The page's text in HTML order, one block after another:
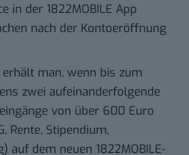
in der 1822MOBILE App
nach der Kontoeröffnung
man, wenn bis zum
zwei aufeinanderfolgende
von über 600 Euro
Rente, Stipendium,
auf dem neuen 1822MOBILE-